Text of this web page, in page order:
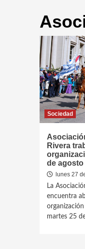
Sociedad
Rivera
de agosto
lunes 27
La
encuentra
martes 25